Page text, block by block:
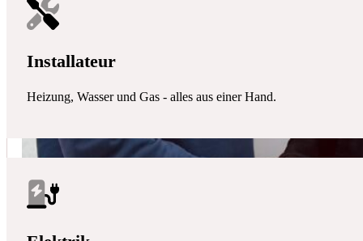
Installateur
Heizung, Wasser und Gas - alles aus einer Hand.